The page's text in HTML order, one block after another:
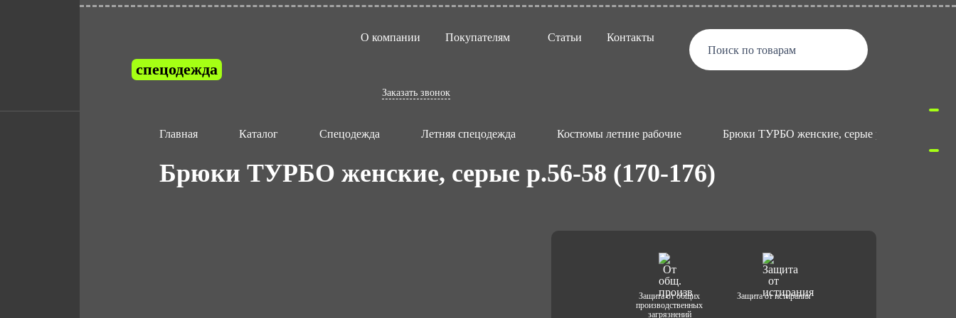
спецодежда
О компании Покупателям Статьи Контакты
Заказать звонок
Поиск по товарам
Главная Каталог Спецодежда Летняя спецодежда Костюмы летние рабочие Брюки ТУРБО женские, серые р.56-58 (170-
Брюки ТУРБО женские, серые р.56-58 (170-176)
Защита от общих
производственных
загрязнений
Защита от истирания